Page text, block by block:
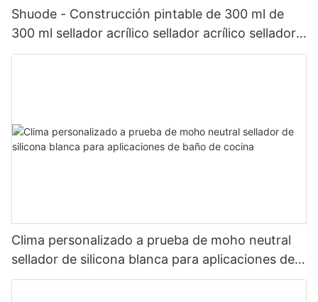
Shuode - Construcción pintable de 300 ml de
300 ml sellador acrílico sellador acrílico sellador
de silicona
Clima personalizado a prueba de moho neutral
sellador de silicona blanca para aplicaciones de
baño de cocina